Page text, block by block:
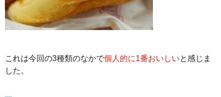
これは今回の3種類のなかで個人的に1番おいしいと感じま
した。